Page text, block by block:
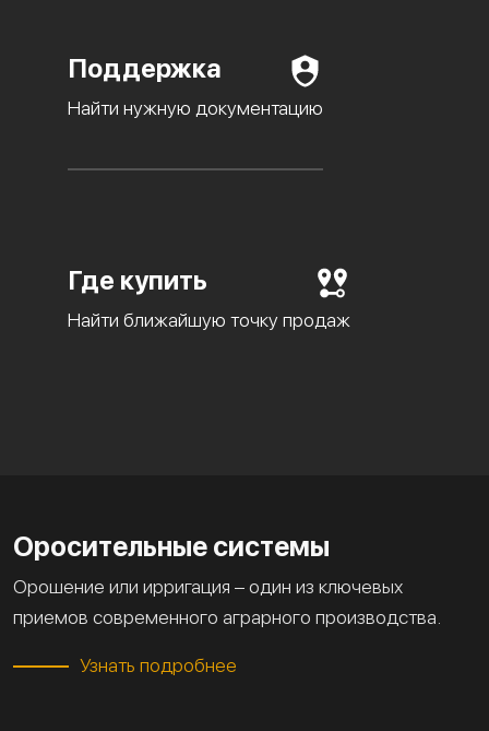
Поддержка
Найти нужную документацию
Где купить
Найти ближайшую точку продаж
Оросительные системы
Орошение или ирригация – один из ключевых
приемов современного аграрного производства.
Узнать подробнее